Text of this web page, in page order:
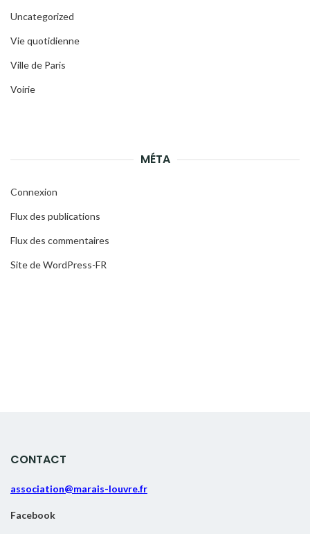
Uncategorized
Vie quotidienne
Ville de Paris
Voirie
MÉTA
Connexion
Flux des publications
Flux des commentaires
Site de WordPress-FR
CONTACT
association@marais-louvre.fr
Facebook